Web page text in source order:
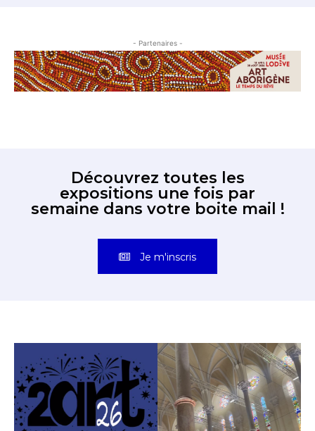
- Partenaires -
Découvrez toutes les
expositions une fois par
semaine dans votre boite mail !
Je m'inscris